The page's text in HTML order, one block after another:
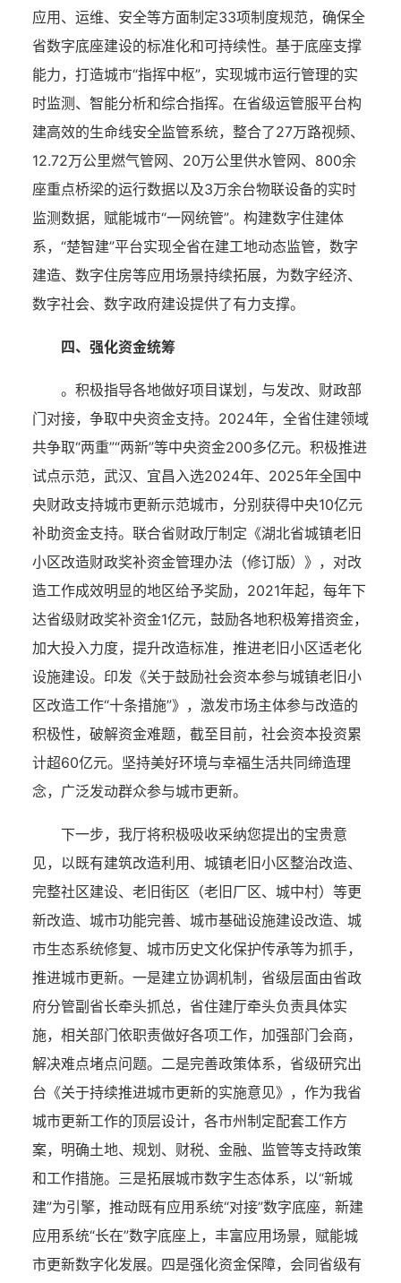
应用、运维、安全等方面制定33项制度规范，确保全
省数字底座建设的标准化和可持续性。基于底座支撑
能力，打造城市“指挥中枢”，实现城市运行管理的实
时监测、智能分析和综合指挥。在省级运管服平台构
建高效的生命线安全监管系统，整合了27万路视频、
12.72万公里燃气管网、20万公里供水管网、800余
座重点桥梁的运行数据以及3万余台物联设备的实时
监测数据，赋能城市“一网统管”。构建数字住建体
系，“楚智建”平台实现全省在建工地动态监管，数字
建造、数字住房等应用场景持续拓展，为数字经济、
数字社会、数字政府建设提供了有力支撑。
四、强化资金统筹
。积极指导各地做好项目谋划，与发改、财政部
门对接，争取中央资金支持。2024年，全省住建领域
共争取“两重”“两新”等中央资金200多亿元。积极推进
试点示范，武汉、宜昌入选2024年、2025年全国中
央财政支持城市更新示范城市，分别获得中央10亿元
补助资金支持。联合省财政厅制定《湖北省城镇老旧
小区改造财政奖补资金管理办法（修订版）》，对改
造工作成效明显的地区给予奖励，2021年起，每年下
达省级财政奖补资金1亿元，鼓励各地积极筹措资金，
加大投入力度，提升改造标准，推进老旧小区适老化
设施建设。印发《关于鼓励社会资本参与城镇老旧小
区改造工作“十条措施”》，激发市场主体参与改造的
积极性，破解资金难题，截至目前，社会资本投资累
计超60亿元。坚持美好环境与幸福生活共同缔造理
念，广泛发动群众参与城市更新。
下一步，我厅将积极吸收采纳您提出的宝贵意
见，以既有建筑改造利用、城镇老旧小区整治改造、
完整社区建设、老旧街区（老旧厂区、城中村）等更
新改造、城市功能完善、城市基础设施建设改造、城
市生态系统修复、城市历史文化保护传承等为抓手，
推进城市更新。一是建立协调机制，省级层面由省政
府分管副省长牵头抓总，省住建厅牵头负责具体实
施，相关部门依职责做好各项工作，加强部门会商，
解决难点堵点问题。二是完善政策体系，省级研究出
台《关于持续推进城市更新的实施意见》，作为我省
城市更新工作的顶层设计，各市州制定配套工作方
案，明确土地、规划、财税、金融、监管等支持政策
和工作措施。三是拓展城市数字生态体系，以“新城
建”为引擎，推动既有应用系统“对接”数字底座，新建
应用系统“长在”数字底座上，丰富应用场景，赋能城
市更新数字化发展。四是强化资金保障，会同省级有